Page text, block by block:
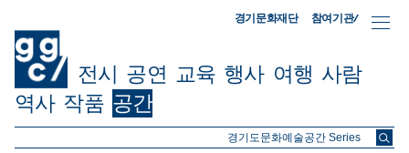
경기문화재단 참여기관/
전시 공연 교육 행사 여행 사람
역사 작품 공간
ggc/